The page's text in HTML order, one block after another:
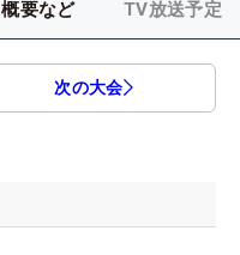
概要など TV放送予定
次の大会